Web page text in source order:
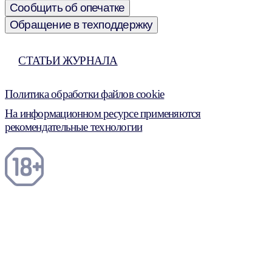
Сообщить об опечатке
Обращение в техподдержку
СТАТЬИ ЖУРНАЛА
Политика обработки файлов cookie
На информационном ресурсе применяются
рекомендательные технологии